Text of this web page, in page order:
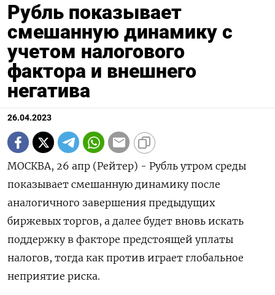
Рубль показывает
смешанную динамику с
учетом налогового
фактора и внешнего
негатива
26.04.2023
МОСКВА, 26 апр (Рейтер) - Рубль утром среды
показывает смешанную динамику после
аналогичного завершения предыдущих
биржевых торгов, а далее будет вновь искать
поддержку в факторе предстоящей уплаты
налогов, тогда как против играет глобальное
неприятие риска.